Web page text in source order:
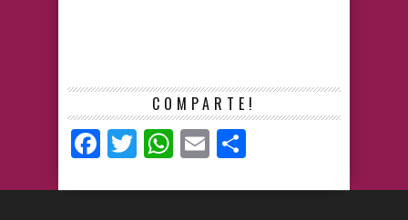
COMPARTE!
Facebook
TwitterWhatsApp
Email